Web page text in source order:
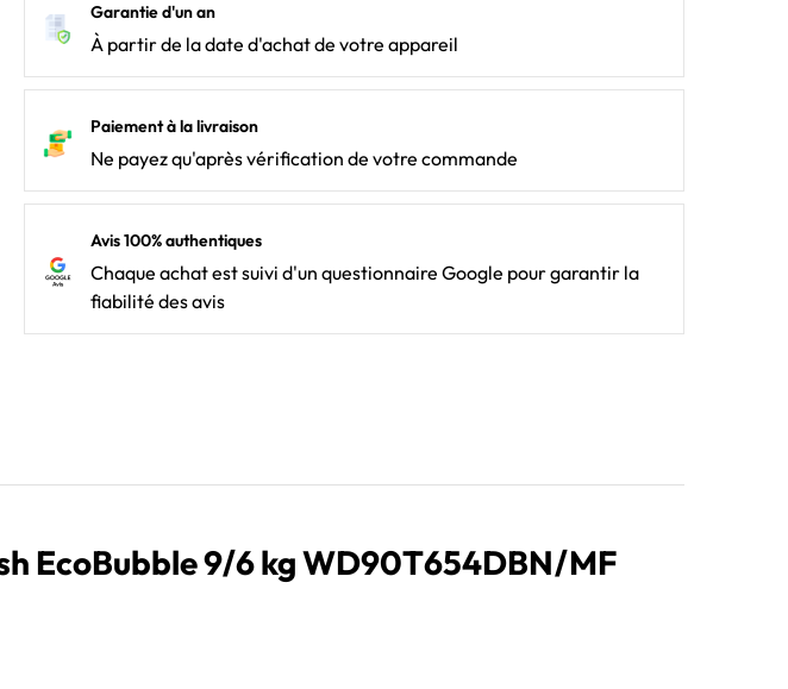
Garantie d'un an
À partir de la date d'achat de votre appareil
Paiement à la livraison
Ne payez qu'après vérification de votre commande
Avis 100% authentiques
Chaque achat est suivi d'un questionnaire Google pour garantir la
fiabilité des avis
EcoBubble 9/6 kg WD90T654DBN/MF